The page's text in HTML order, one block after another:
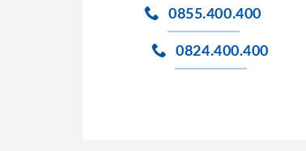
0855.400.400
0824.400.400